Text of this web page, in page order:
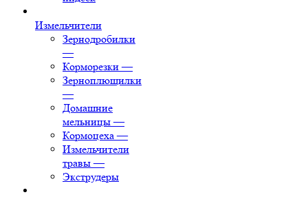
Измельчители
Зернодробилки
—
Корморезки —
Зерноплющилки
—
Домашние
мельницы —
Кормоцеха —
Измельчители
травы —
Экструдеры